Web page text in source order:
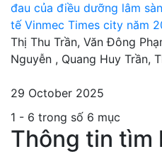
đau của điều dưỡng lâm
tế Vinmec Times city năm
Thị Thu Trần, Văn Đông
Nguyễn , Quang Huy Trần,
29 October 2025
1 - 6 trong số 6 mục
Thông tin tìm